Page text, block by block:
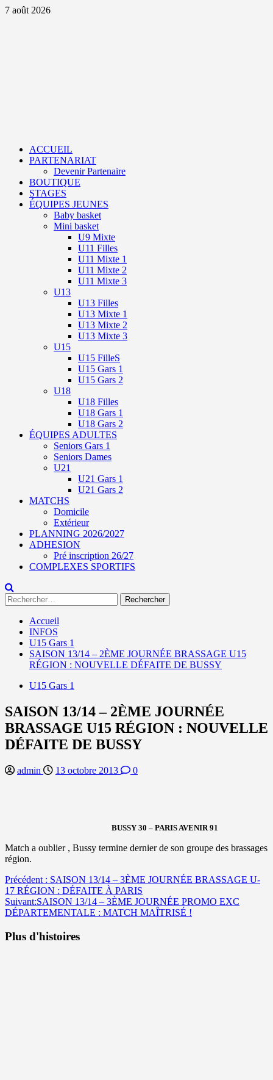
Aller
7 août 2026
ACCUEIL
PARTENARIAT
Devenir Partenaire
BOUTIQUE
STAGES
ÉQUIPES JEUNES
Baby basket
Mini basket
U9 Mixte
U11 Filles
U11 Mixte 1
U11 Mixte 2
U11 Mixte 3
U13
U13 Filles
U13 Mixte 1
U13 Mixte 2
U13 Mixte 3
U15
U15 FilleS
U15 Gars 1
U15 Gars 2
U18
U18 Filles
U18 Gars 1
U18 Gars 2
ÉQUIPES ADULTES
Seniors Gars 1
Seniors Dames
U21
U21 Gars 1
U21 Gars 2
MATCHS
Domicile
Extérieur
PLANNING 2026/2027
ADHESION
Pré inscription 26/27
COMPLEXES SPORTIFS
Rechercher :
Accueil
INFOS
U15 Gars 1
SAISON 13/14 – 2ÈME JOURNÉE BRASSAGE U15
RÉGION : NOUVELLE DÉFAITE DE BUSSY
U15 Gars 1
SAISON 13/14 – 2ÈME JOURNÉE
BRASSAGE U15 RÉGION : NOUVELLE
DÉFAITE DE BUSSY
admin 13 octobre 2013 0
BUSSY 30 – PARIS AVENIR 91
Match a oublier , Bussy termine dernier de son groupe des brassages
région.
Navigation
d’article
Précédent : SAISON 13/14 – 3ÈME JOURNÉE BRASSAGE U-
17 RÉGION : DÉFAITE À PARIS
Suivant:SAISON 13/14 – 3ÈME JOURNÉE PROMO EXC
DÉPARTEMENTALE : MATCH MAÎTRISÉ !
Plus d'histoires